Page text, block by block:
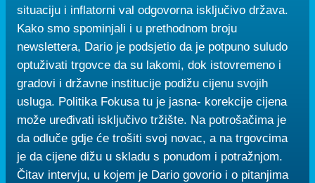
situaciju i inflatorni val odgovorna isključivo država.
Kako smo spominjali i u prethodnom broju
newslettera, Dario je podsjetio da je potpuno suludo
optuživati trgovce da su lakomi, dok istovremeno i
gradovi i državne institucije podižu cijenu svojih
usluga. Politika Fokusa tu je jasna- korekcije cijena
može uređivati isključivo tržište. Na potrošačima je
da odluče gdje će trošiti svoj novac, a na trgovcima
je da cijene dižu u skladu s ponudom i potražnjom.
Čitav intervju, u kojem je Dario govorio i o pitanjima